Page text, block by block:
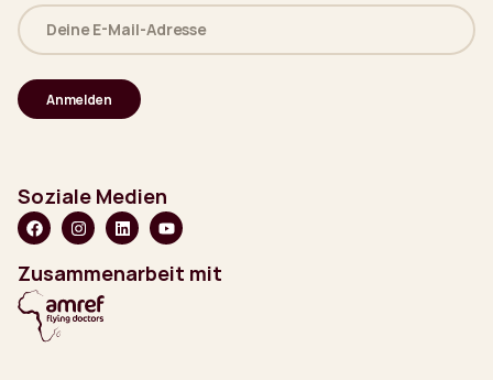
Deine
E-
Mail-
(erforderlich)
Soziale Medien
Zusammenarbeit mit